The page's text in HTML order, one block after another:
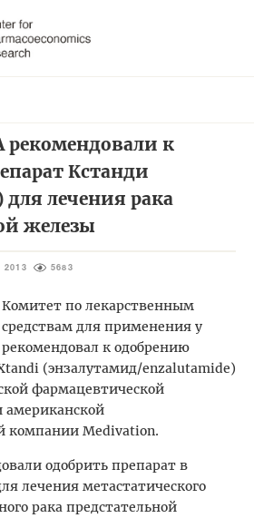
к
Кстанди
лечения рака
железы
5683
Комитет по лекарственным
средствам для применения у
к одобрению
(энзалутамид/enzalutamide)
фармацевтической
американской
компании Medivation.
одобрить препарат в
лечения метастатического
рака предстательной